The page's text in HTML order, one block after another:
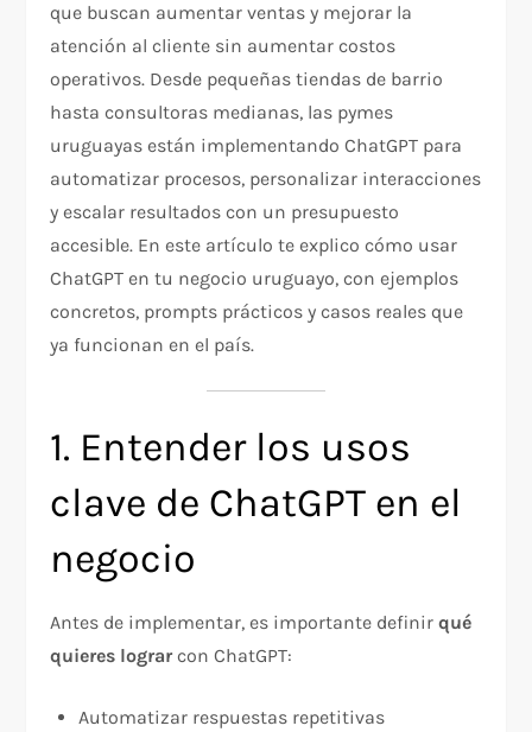
que buscan aumentar ventas y mejorar la
atención al cliente sin aumentar costos
operativos. Desde pequeñas tiendas de barrio
hasta consultoras medianas, las pymes
uruguayas están implementando ChatGPT para
automatizar procesos, personalizar interacciones
y escalar resultados con un presupuesto
accesible. En este artículo te explico cómo usar
ChatGPT en tu negocio uruguayo, con ejemplos
concretos, prompts prácticos y casos reales que
ya funcionan en el país.
1. Entender los usos
clave de ChatGPT en el
negocio
Antes de implementar, es importante definirqué
quieres lograrcon ChatGPT:
Automatizar respuestas repetitivas